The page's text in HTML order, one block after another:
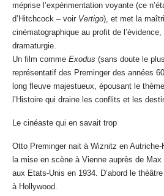
méprise l’expérimentation voyante (ce
d’Hitchcock – voir Vertigo), et met la
cinématographique au profit de
dramaturgie.
Un film comme Exodus (sans doute le
représentatif des Preminger des années
long fleuve majestueux, épousant le
l’Histoire qui draine les conflits et les
Le cinéaste qui en savait trop
Otto Preminger nait à Wiznitz en Autriche-
la mise en scène à Vienne auprès de
aux Etats-Unis en 1934. D’abord le
à Hollywood.